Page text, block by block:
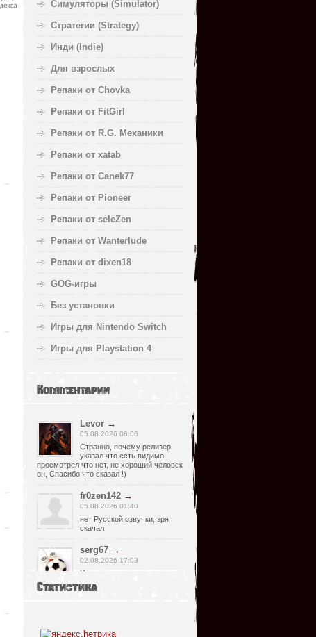
Симуляторы (Simulator)
Стратегии (Strategy)
Инди (Indie)
Для взрослых
Репаки от Chovka
Репаки от FitGirl
Репаки от R.G. Механики
Репаки от xatab
Репаки от Canek77
Репаки от Pioneer
Репаки от seleZen
Репаки от Wanterlude
Репаки от dixen18
GOG-игры
Без установки
Игры для Nintendo Switch
Игры для Playstation 4
Комментарии
Levor →
05.08.2026 06:06
Странно, почему релизер
указал что есть видимо
просмотрел что нет, не хороший человек
он, Спасибо что сказал !)
fr0zen142 →
05.08.2026 01:40
нет Русской озвучки, зря
скачал
serg67 →
02.08.2026 17:03
Игра интересная,а снизил
уменьшения экрана,играешь только на
Статистика